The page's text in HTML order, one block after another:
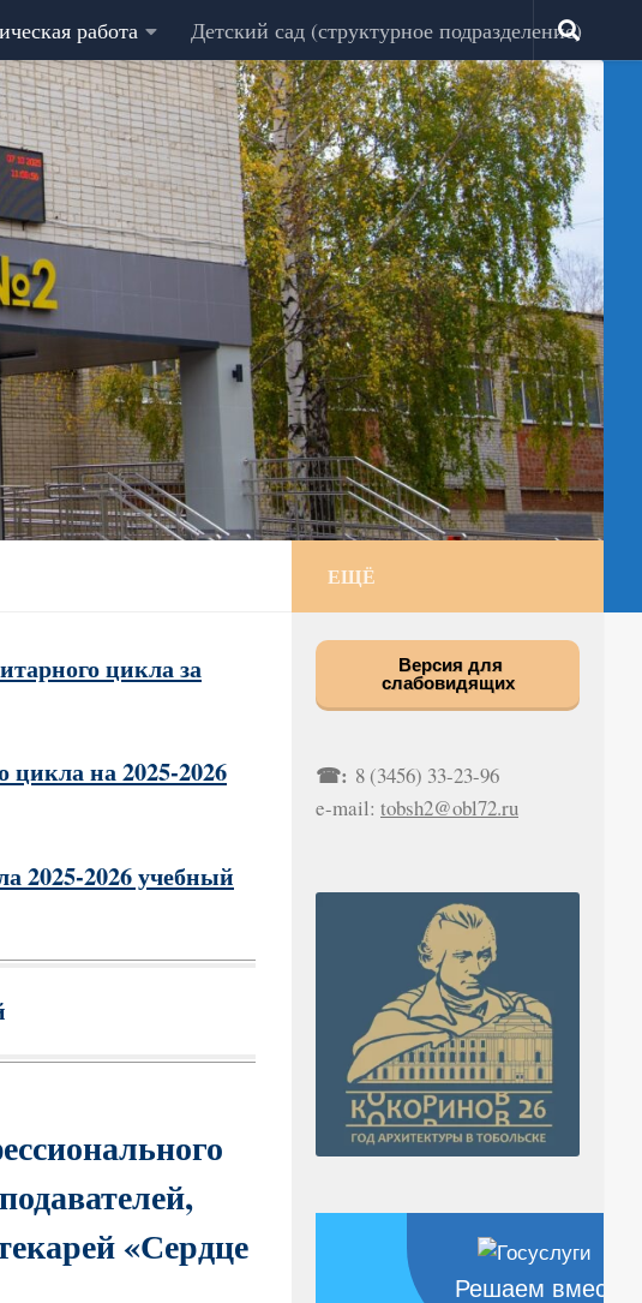
работа Детский сад (структурное подразделение)
цикла за
на 2025-2026
2025-2026 учебный
«Сердце
ЕЩЁ
Версия для
слабовидящих
☎: 8 (3456) 33-23-96
e-mail: tobsh2@obl72.ru
Решаем вместе